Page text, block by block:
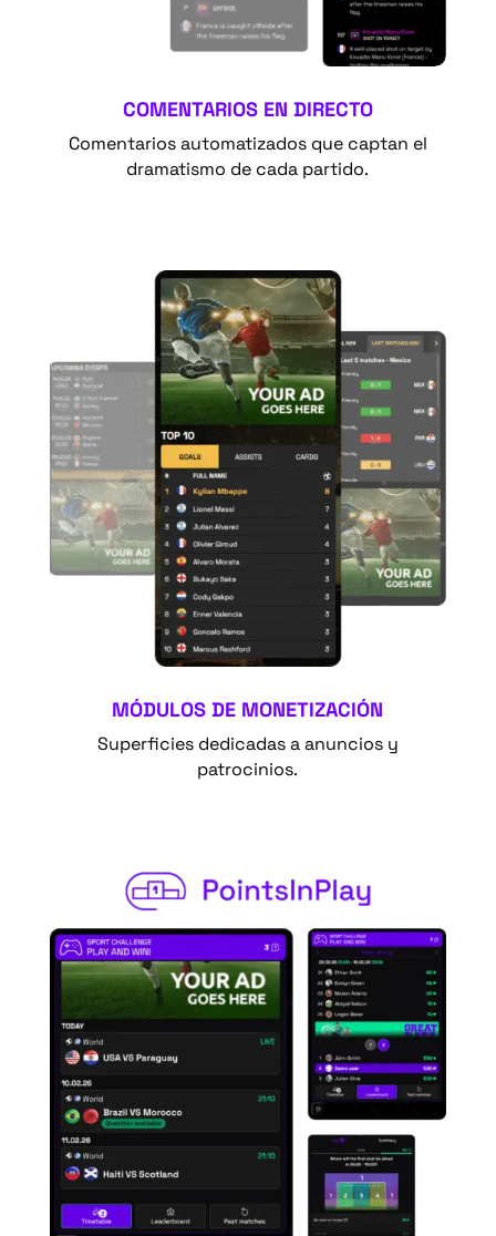
COMENTARIOS EN DIRECTO
Comentarios automatizados que captan el
dramatismo de cada partido.
MÓDULOS DE MONETIZACIÓN
Superficies dedicadas a anuncios y
patrocinios.